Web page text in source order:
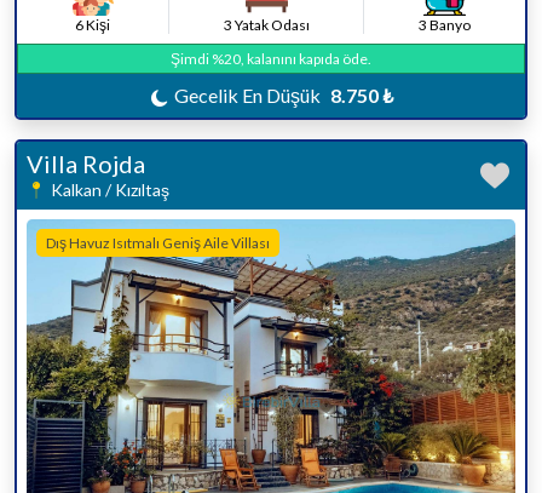
6 Kişi 3 Yatak Odası
3 Banyo
Şimdi %20, kalanını kapıda öde.
Gecelik En Düşük 8.750 ₺
Villa Rojda
Kalkan / Kızıltaş
Dış Havuz Isıtmalı Geniş Aile Villası